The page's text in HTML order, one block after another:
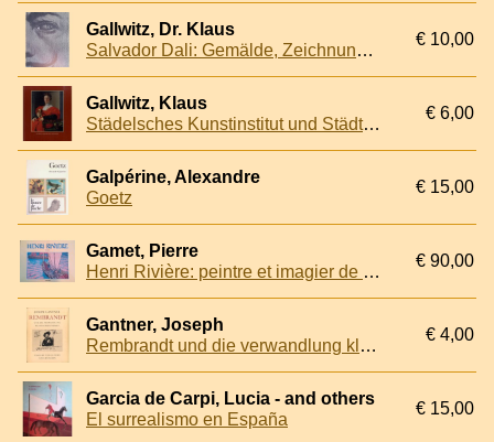
Gallwitz, Dr. Klaus
Salvador Dali: Gemälde, Zeichnungen, Objekte, Schmuck: Ausstellung Salvador Dali unter Einschluß der Sammlung Edward F. W. James
€ 10,00
Gallwitz, Klaus
Städelsches Kunstinstitut und Städtische Galerie. Verzeichnis der Gemälde
€ 6,00
Galpérine, Alexandre
Goetz
€ 15,00
Gamet, Pierre
Henri Rivière: peintre et imagier de la Bretagne
€ 90,00
Gantner, Joseph
Rembrandt und die verwandlung klassischer Formen
€ 4,00
Garcia de Carpi, Lucia - and others
El surrealismo en España
€ 15,00